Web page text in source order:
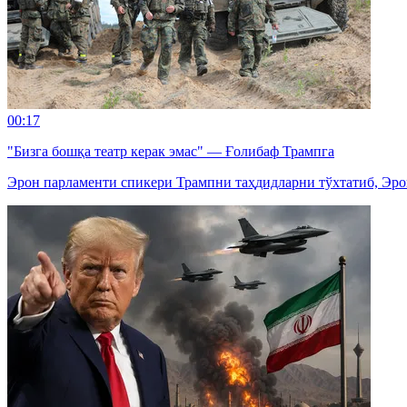
00:17
"Бизга бошқа театр керак эмас" — Ғолибаф Трампга
Эрон парламенти спикери Трампни таҳдидларни тўхтатиб,